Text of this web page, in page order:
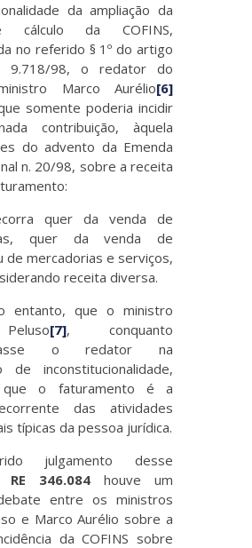
da ampliação da
cálculo da COFINS,
no referido § 1º do artigo
9.718/98, o redator do
Marco Aurélio[6]
somente poderia incidir
contribuição, àquela
do advento da Emenda
n. 20/98, sobre a receita
quer da venda de
quer da venda de
de mercadorias e serviços,
receita diversa.
entanto, que o ministro
[7], conquanto
o redator na
de inconstitucionalidade,
que o faturamento é a
das atividades
típicas da pessoa jurídica.
julgamento desse
RE 346.084 houve um
entre os ministros
e Marco Aurélio sobre a
da COFINS sobre